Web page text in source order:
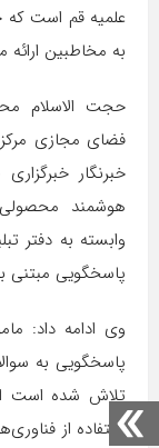
علمیه قم است
به مخاطبین ارائه
حجت الاسلام
فضای مجازی
خبرنگار
هوشمند
وابسته به دفتر
پاسخگویی مبتنی
وی ادامه داد:
پاسخگویی به
تلاش شده است
استفاده از